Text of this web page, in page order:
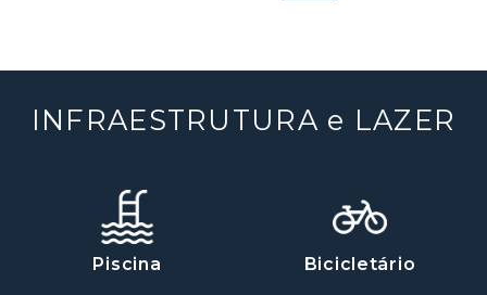
INFRAESTRUTURA e LAZER
Piscina Bicicletário